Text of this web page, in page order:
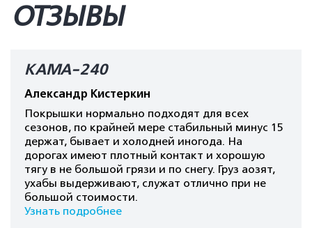
ОТЗЫВЫ
КАМА-240
Александр Кистеркин
Покрышки нормально подходят для всех
сезонов, по крайней мере стабильный минус 15
держат, бывает и холодней иногода. На
дорогах имеют плотный контакт и хорошую
тягу в не большой грязи и по снегу. Груз аозят,
ухабы выдерживают, служат отлично при не
большой стоимости.
Узнать подробнее